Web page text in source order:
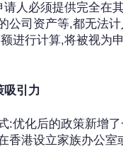
人必须提供完全在
公司资产等,都无法
进行计算,将被视为
吸引力
:优化后的政策新增
香港设立家族办公